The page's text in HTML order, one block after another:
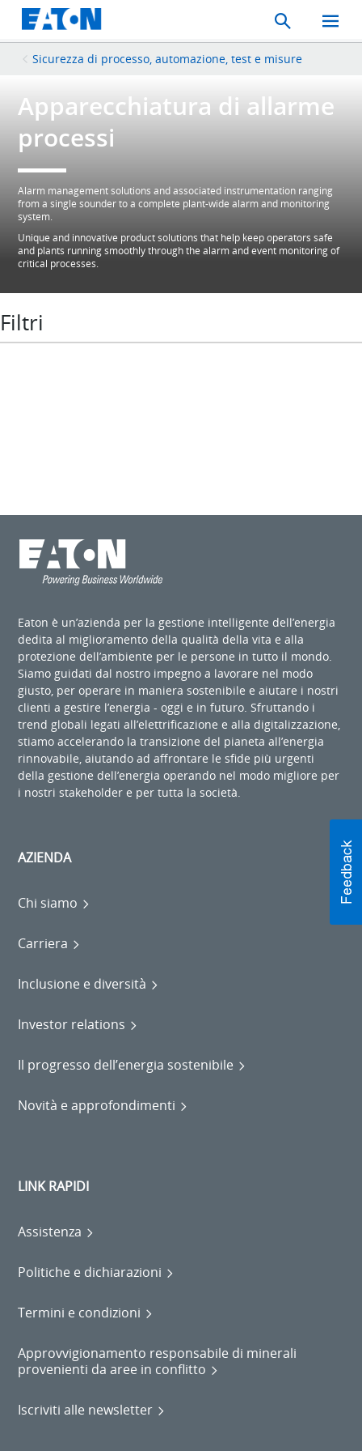
Search
Toggle
Mobile
Sicurezza di processo, automazione, test e misure
Apparecchiatura di allarme
processi
Alarm management solutions and associated instrumentation ranging
from a single sounder to a complete plant-wide alarm and monitoring
system.
Unique and innovative product solutions that help keep operators safe
and plants running smoothly through the alarm and event monitoring of
critical processes.
Filtri
Eaton è un’azienda per la gestione intelligente dell’energia
dedita al miglioramento della qualità della vita e alla
protezione dell’ambiente per le persone in tutto il mondo.
Siamo guidati dal nostro impegno a lavorare nel modo
giusto, per operare in maniera sostenibile e aiutare i nostri
clienti a gestire l’energia - oggi e in futuro. Sfruttando i
trend globali legati all’elettrificazione e alla digitalizzazione,
stiamo accelerando la transizione del pianeta all’energia
rinnovabile, aiutando ad affrontare le sfide più urgenti
della gestione dell’energia operando nel modo migliore per
i nostri stakeholder e per tutta la società.
AZIENDA
Chi siamo
Carriera
Inclusione e diversità
Investor relations
Il progresso dell’energia sostenibile
Novità e approfondimenti
LINK RAPIDI
Assistenza
Politiche e dichiarazioni
Termini e condizioni
Approvvigionamento responsabile di minerali
provenienti da aree in conflitto
Iscriviti alle newsletter